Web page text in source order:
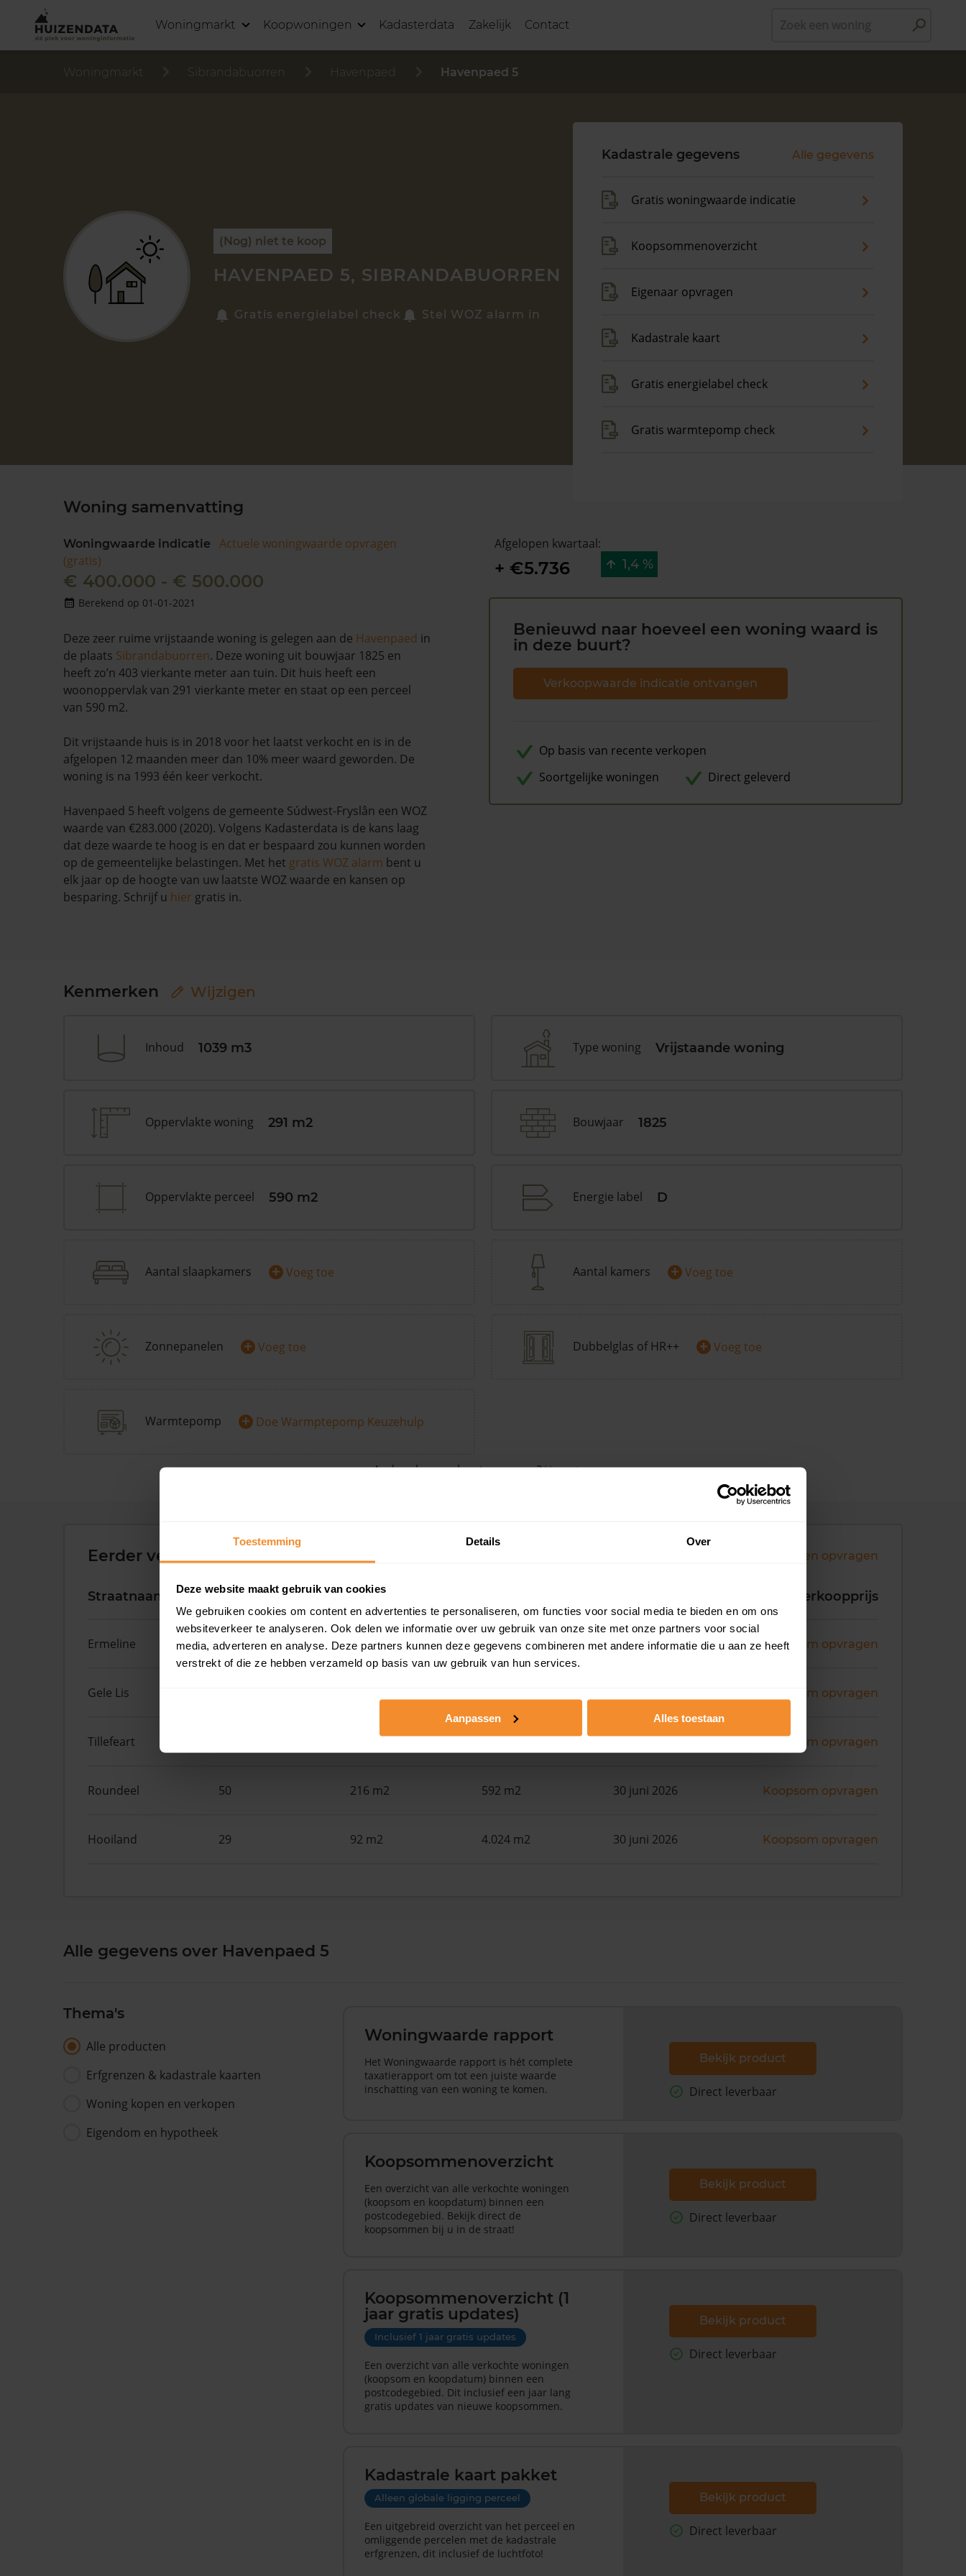
Toestemming Details Over
Deze website maakt gebruik van cookies
We gebruiken cookies om content en advertenties te personaliseren, om functies voor social media te bieden en om ons
websiteverkeer te analyseren. Ook delen we informatie over uw gebruik van onze site met onze partners voor social
media, adverteren en analyse. Deze partners kunnen deze gegevens combineren met andere informatie die u aan ze heeft
verstrekt of die ze hebben verzameld op basis van uw gebruik van hun services.
Aanpassen Alles toestaan
Woningmarkt Koopwoningen Kadasterdata Zakelijk Contact
Woningmarkt Sibrandabuorren Havenpaed Havenpaed 5
(Nog) niet te koop
HAVENPAED 5, SIBRANDABUORREN
Gratis energielabel check Stel WOZ alarm in
Kadastrale gegevens Alle gegevens
Gratis woningwaarde indicatie
Koopsommenoverzicht
Eigenaar opvragen
Kadastrale kaart
Gratis energielabel check
Gratis warmtepomp check
Woning samenvatting
Woningwaarde indicatie
Actuele woningwaarde opvragen
(gratis)
€ 400.000 - € 500.000
Berekend op 01-01-2021
Deze zeer ruime vrijstaande woning is gelegen aan de Havenpaed in
de plaats Sibrandabuorren. Deze woning uit bouwjaar 1825 en
heeft zo’n 403 vierkante meter aan tuin. Dit huis heeft een
woonoppervlak van 291 vierkante meter en staat op een perceel
van 590 m2.
Dit vrijstaande huis is in 2018 voor het laatst verkocht en is in de
afgelopen 12 maanden meer dan 10% meer waard geworden. De
woning is na 1993 één keer verkocht.
Havenpaed 5 heeft volgens de gemeente Súdwest-Fryslân een WOZ
waarde van €283.000 (2020). Volgens Kadasterdata is de kans laag
dat deze waarde te hoog is en dat er bespaard zou kunnen worden
op de gemeentelijke belastingen. Met het gratis WOZ alarm bent u
elk jaar op de hoogte van uw laatste WOZ waarde en kansen op
besparing. Schrijf u hier gratis in.
Afgelopen kwartaal:
+ €5.736 1,4 %
Benieuwd naar hoeveel een woning waard is
in deze buurt?
Verkoopwaarde indicatie ontvangen
Op basis van recente verkopen
Soortgelijke woningen
Direct geleverd
Kenmerken Wijzigen
Inhoud 1039 m3 Type woning Vrijstaande woning
Oppervlakte woning 291 m2 Bouwjaar 1825
Oppervlakte perceel 590 m2 Energie label D
Aantal slaapkamers + Voeg toe Aantal kamers + Voeg toe
Zonnepanelen + Voeg toe Dubbelglas of HR++ + Voeg toe
Warmtepomp + Doe Warmptepomp Keuzehulp
Andere kenmerken toevoegen?Voeg toe
Eerder verkochte woningen in de buurt Andere koopsommen opvragen
Straatnaam Huisnr. Woonoppervlak Verkoopprijs
Ermeline 65 103 m2 326 m2 30 juni 2026 Koopsom opvragen
Gele Lis Koopsom opvragen
Tillefeart 145 m2 266 m2 30 juni 2026 Koopsom opvragen
Roundeel 50 216 m2 592 m2 30 juni 2026 Koopsom opvragen
Hooiland 29 92 m2 4.024 m2 30 juni 2026 Koopsom opvragen
Alle gegevens over Havenpaed 5
Thema's
Alle producten
Erfgrenzen & kadastrale kaarten
Woning kopen en verkopen
Eigendom en hypotheek
Woningwaarde rapport
Het Woningwaarde rapport is hét complete
taxatierapport om tot een juiste waarde
inschatting van een woning te komen.
Bekijk product
Direct leverbaar
Koopsommenoverzicht
Een overzicht van alle verkochte woningen
(koopsom en koopdatum) binnen een
postcodegebied. Bekijk direct de
koopsommen bij u in de straat!
Bekijk product
Direct leverbaar
Koopsommenoverzicht (1
jaar gratis updates)
Inclusief 1 jaar gratis updates
Een overzicht van alle verkochte woningen
(koopsom en koopdatum) binnen een
postcodegebied. Dit inclusief een jaar lang
gratis updates van nieuwe koopsommen.
Bekijk product
Direct leverbaar
Kadastrale kaart pakket
Alleen globale ligging perceel
Een uitgebreid overzicht van het perceel en
omliggende percelen met de kadastrale
erfgrenzen, dit inclusief de luchtfoto!
Bekijk product
Direct leverbaar